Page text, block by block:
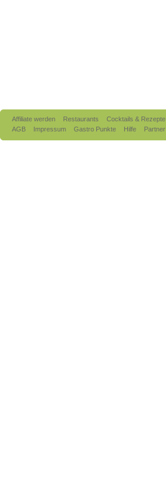
Affiliate werden Restaurants
Cocktails & Rezepte
AGB
Impressum Gastro Punkte Hilfe Partner